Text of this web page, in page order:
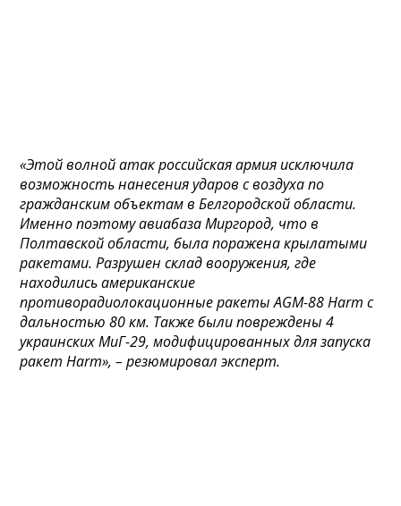
«Этой волной атак российская армия исключила
возможность нанесения ударов с воздуха по
гражданским объектам в Белгородской области.
Именно поэтому авиабаза Миргород, что в
Полтавской области, была поражена крылатыми
ракетами. Разрушен склад вооружения, где
находились американские
противорадиолокационные ракеты AGM-88 Harm с
дальностью 80 км. Также были повреждены 4
украинских МиГ-29, модифицированных для запуска
ракет Harm», – резюмировал эксперт.